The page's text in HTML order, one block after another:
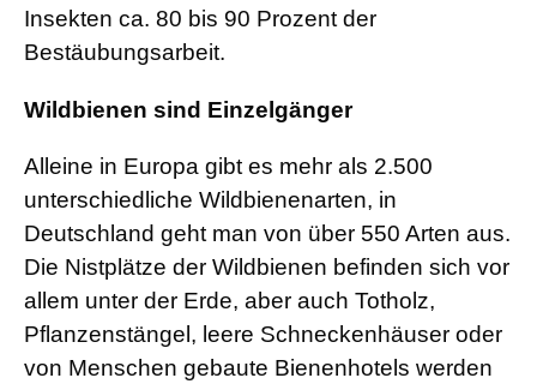
Insekten ca. 80 bis 90 Prozent der
Bestäubungsarbeit.
Wildbienen sind Einzelgänger
Alleine in Europa gibt es mehr als 2.500
unterschiedliche Wildbienenarten, in
Deutschland geht man von über 550 Arten aus.
Die Nistplätze der Wildbienen befinden sich vor
allem unter der Erde, aber auch Totholz,
Pflanzenstängel, leere Schneckenhäuser oder
von Menschen gebaute Bienenhotels werden